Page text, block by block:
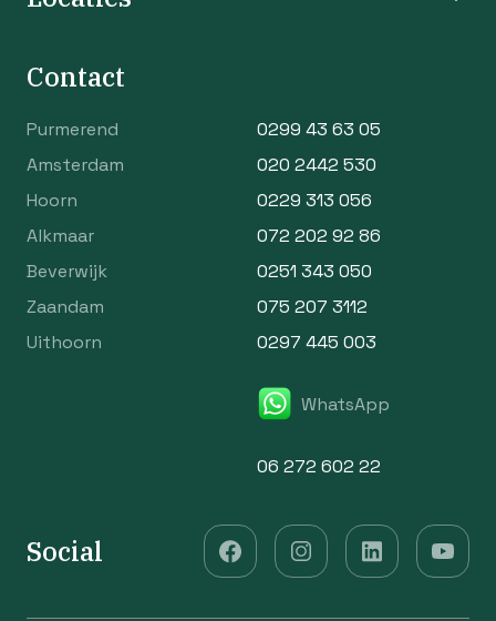
Contact
Purmerend
0299 43 63 05
Amsterdam
020 2442 530
Hoorn
0229 313 056
Alkmaar
072 202 92 86
Beverwijk
0251 343 050
Zaandam
075 207 3112
Uithoorn
0297 445 003
WhatsApp
06 272 602 22
Social